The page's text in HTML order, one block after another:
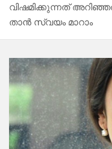
വിഷമിക്കുന്നത്
താൻ സ്വയം മാറാം